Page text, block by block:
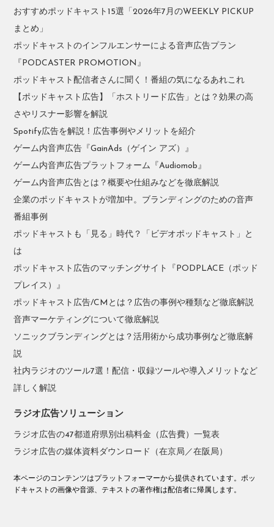
おすすめポッドキャスト15選「2026年7月のWEEKLY PICKUP
まとめ」
ポッドキャストのインフルエンサーによる音声広告プラン
『PODCASTER PROMOTION』
ポッドキャスト配信者さんに聞く！番組の気になるあれこれ
【ポッドキャスト広告】「ホストリード広告」とは？効果の高
さやリスナー影響を解説
Spotify広告を解説！広告事例やメリットを紹介
ゲーム内音声広告『GainAds（ゲイン アズ）』
ゲーム内音声広告プラットフォーム『Audiomob』
ゲーム内音声広告とは？概要や仕組みなどを徹底解説
企業のポッドキャストが増加中。ブランディングのための音声
番組事例
ポッドキャストも「見る」時代？「ビデオポッドキャスト」と
は
ポッドキャスト広告のマッチングサイト『PODPLACE（ポッド
プレイス）』
ポッドキャスト広告/CMとは？広告の事例や種類など徹底解説
音声マーケティングについて徹底解説
ソニックブランディングとは？活用術から成功事例など徹底解
説
社内ラジオのツール7選！配信・収録ツールや導入メリットなど
詳しく解説
ラジオ広告ソリューション
ラジオ広告の47都道府県別出稿料金（広告費）一覧表
ラジオ広告の媒体資料ダウンロード（在京局／在阪局）
本ページのコンテンツはプラットフォーマーから提供されています。ポッ
ドキャストの画像や音源、テキストの著作権は配信者に帰属します。